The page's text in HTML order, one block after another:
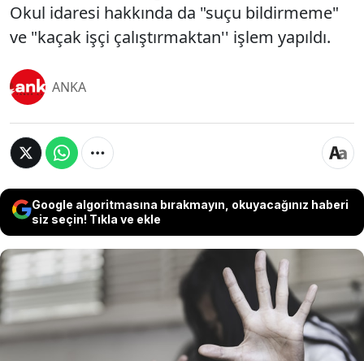
Okul idaresi hakkında da "suçu bildirmeme"
ve "kaçak işçi çalıştırmaktan'' işlem yapıldı.
ANKA
Google algoritmasına bırakmayın, okuyacağınız haberi
siz seçin! Tıkla ve ekle
İstanbul Çekmeköy'de özel bir okulda ''çok
sayıda çocuğa cinsel istismarda bulunduğu''
iddia edilen İranlı öğretmen B.G., tutuklandı.